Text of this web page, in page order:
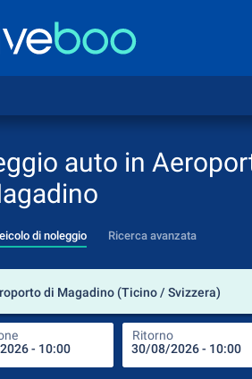
auto in
di noleggio Ricerca avanzata
di Magadino (Ticino / Svizzera)
Ritorno